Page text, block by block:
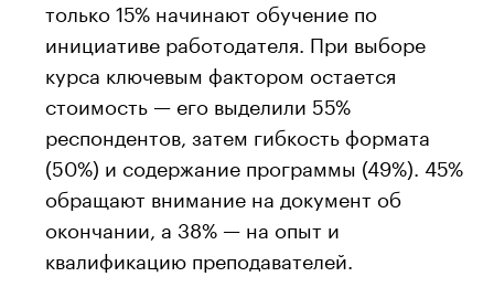
только 15% начинают обучение по
инициативе работодателя. При выборе
курса ключевым фактором остается
стоимость — его выделили 55%
респондентов, затем гибкость формата
(50%) и содержание программы (49%). 45%
обращают внимание на документ об
окончании, а 38% — на опыт и
квалификацию преподавателей.